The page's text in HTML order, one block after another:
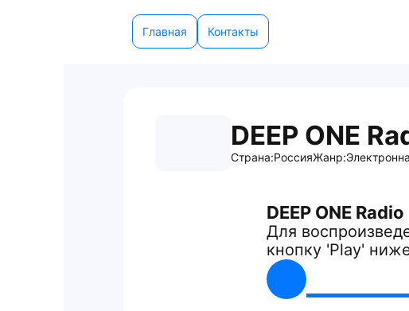
Главная Контакты
DEEP ONE
Страна:РоссияЖанр:
DEEP ONE Radio
Для
кнопку 'Play'